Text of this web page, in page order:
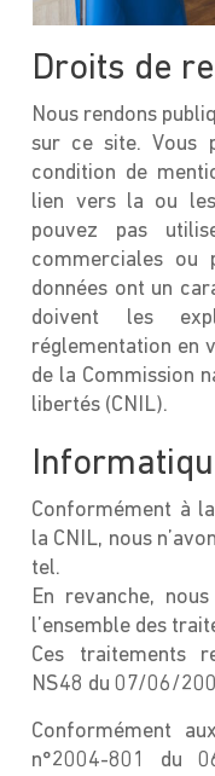
Droits de
Nous rendons
sur ce site. Vous
condition de
lien vers la ou
pouvez pas
commerciales ou
données ont un
doivent les
réglementation en
de la Commission
libertés (CNIL).
Conformément à
la CNIL, nous
tel.
En revanche,
l’ensemble des
Ces traitements
NS48 du 07/06/
Conformément
n°2004-801 du